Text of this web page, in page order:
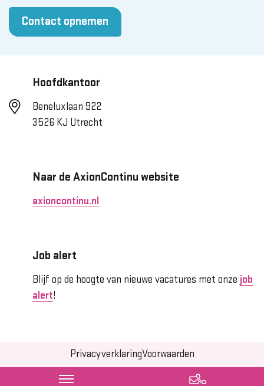
Contact opnemen
Hoofdkantoor
Beneluxlaan 922
3526 KJ Utrecht
Naar de AxionContinu website
axioncontinu.nl
Job alert
Blijf op de hoogte van nieuwe vacatures met onze job
alert!
PrivacyverklaringVoorwaarden